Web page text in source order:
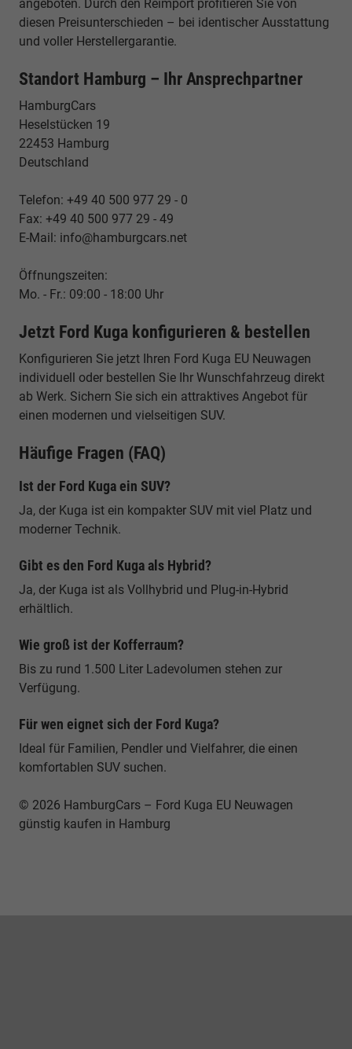
angeboten. Durch den Reimport profitieren Sie von
diesen Preisunterschieden – bei identischer Ausstattung
und voller Herstellergarantie.
Standort Hamburg – Ihr Ansprechpartner
HamburgCars
Heselstücken 19
22453 Hamburg
Deutschland
Telefon: +49 40 500 977 29 - 0
Fax: +49 40 500 977 29 - 49
E-Mail: info@hamburgcars.net
Öffnungszeiten:
Mo. - Fr.: 09:00 - 18:00 Uhr
Jetzt Ford Kuga konfigurieren & bestellen
Konfigurieren Sie jetzt Ihren Ford Kuga EU Neuwagen
individuell oder bestellen Sie Ihr Wunschfahrzeug direkt
ab Werk. Sichern Sie sich ein attraktives Angebot für
einen modernen und vielseitigen SUV.
Häufige Fragen (FAQ)
Ist der Ford Kuga ein SUV?
Ja, der Kuga ist ein kompakter SUV mit viel Platz und
moderner Technik.
Gibt es den Ford Kuga als Hybrid?
Ja, der Kuga ist als Vollhybrid und Plug-in-Hybrid
erhältlich.
Wie groß ist der Kofferraum?
Bis zu rund 1.500 Liter Ladevolumen stehen zur
Verfügung.
Für wen eignet sich der Ford Kuga?
Ideal für Familien, Pendler und Vielfahrer, die einen
komfortablen SUV suchen.
© 2026 HamburgCars – Ford Kuga EU Neuwagen
günstig kaufen in Hamburg